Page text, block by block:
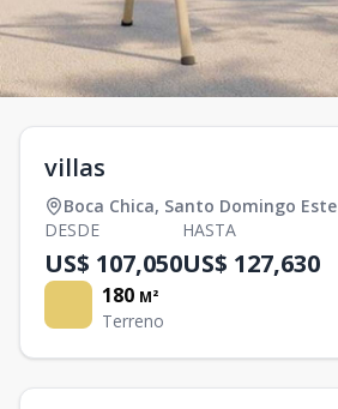
villas
Boca Chica, Santo Domingo Este
DESDE
US$ 107,050
HASTA
US$ 127,630
180 M²
Terreno